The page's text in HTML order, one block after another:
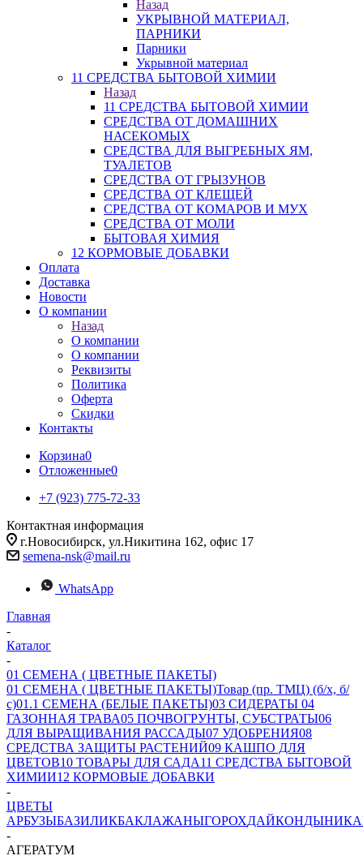
Назад
УКРЫВНОЙ МАТЕРИАЛ,
ПАРНИКИ
Парники
Укрывной материал
11 СРЕДСТВА БЫТОВОЙ ХИМИИ
Назад
11 СРЕДСТВА БЫТОВОЙ ХИМИИ
СРЕДСТВА ОТ ДОМАШНИХ
НАСЕКОМЫХ
СРЕДСТВА ДЛЯ ВЫГРЕБНЫХ ЯМ,
ТУАЛЕТОВ
СРЕДСТВА ОТ ГРЫЗУНОВ
СРЕДСТВА ОТ КЛЕЩЕЙ
СРЕДСТВА ОТ КОМАРОВ И МУХ
СРЕДСТВА ОТ МОЛИ
БЫТОВАЯ ХИМИЯ
12 КОРМОВЫЕ ДОБАВКИ
Оплата
Доставка
Новости
О компании
Назад
О компании
О компании
Реквизиты
Политика
Оферта
Скидки
Контакты
Корзина0
Отложенные0
+7 (923) 775-72-33
Контактная информация
г.Новосибирск, ул.Никитина 162, офис 17
semena-nsk@mail.ru
WhatsApp
Главная
-
Каталог
-
01 СЕМЕНА ( ЦВЕТНЫЕ ПАКЕТЫ)
01 СЕМЕНА ( ЦВЕТНЫЕ ПАКЕТЫ)Товар (пр. ТМЦ) (б/х, б/
с)01.1 СЕМЕНА (БЕЛЫЕ ПАКЕТЫ)03 СИДЕРАТЫ 04
ГАЗОННАЯ ТРАВА05 ПОЧВОГРУНТЫ, СУБСТРАТЫ06
ДЛЯ ВЫРАЩИВАНИЯ РАССАДЫ07 УДОБРЕНИЯ08
СРЕДСТВА ЗАЩИТЫ РАСТЕНИЙ09 КАШПО ДЛЯ
ЦВЕТОВ10 ТОВАРЫ ДЛЯ САДА11 СРЕДСТВА БЫТОВОЙ
ХИМИИ12 КОРМОВЫЕ ДОБАВКИ
-
ЦВЕТЫ
АРБУЗЫБАЗИЛИКБАКЛАЖАНЫГОРОХДАЙКОНДЫНИ
-
АГЕРАТУМ